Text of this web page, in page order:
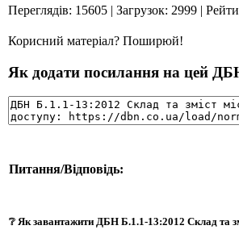
Переглядів: 15605 | Загрузок: 2999 |
Корисний матеріал? Поширюй!
Як додати посилання на цей
Питання/Відповідь:
❔ Як завантажити ДБН Б.1.1-13:2012 Склад та